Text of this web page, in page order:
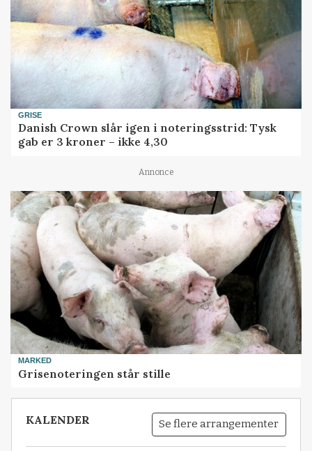
GRISE
Danish Crown slår igen i noteringsstrid: Tysk
gab er 3 kroner – ikke 4,30
Annonce
MARKED
Grisenoteringen står stille
KALENDER Se flere arrangementer